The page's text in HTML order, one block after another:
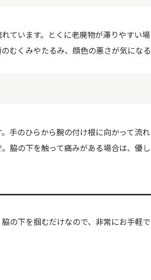
ています。とくに老廃物が滞りやすい場
むくみやたるみ、顔色の悪さが気になる
手のひらから腕の付け根に向かって流れ
脇の下を触って痛みがある場合は、優し
の下を掴むだけなので、非常にお手軽で